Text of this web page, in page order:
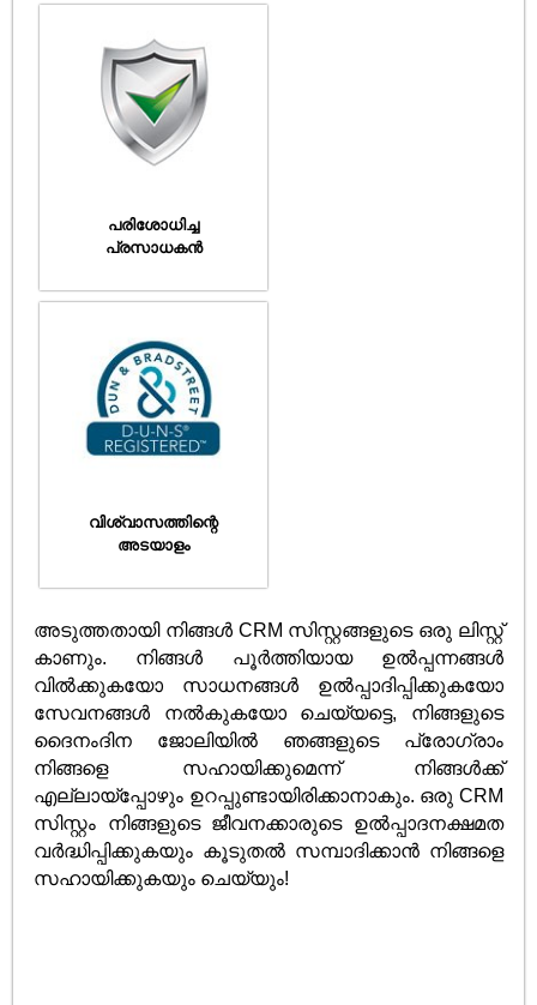
പരിശോധിച്ച
പ്രസാധകൻ
വിശ്വാസത്തിന്റെ
അടയാളം
അടുത്തതായി നിങ്ങൾ CRM സിസ്റ്റങ്ങളുടെ ഒരു ലിസ്റ്റ്
കാണും. നിങ്ങൾ പൂർത്തിയായ ഉൽപ്പന്നങ്ങൾ
വിൽക്കുകയോ സാധനങ്ങൾ ഉൽപ്പാദിപ്പിക്കുകയോ
സേവനങ്ങൾ നൽകുകയോ ചെയ്യട്ടെ, നിങ്ങളുടെ
ദൈനംദിന ജോലിയിൽ ഞങ്ങളുടെ പ്രോഗ്രാം
നിങ്ങളെ സഹായിക്കുമെന്ന് നിങ്ങൾക്ക്
എല്ലായ്പ്പോഴും ഉറപ്പുണ്ടായിരിക്കാനാകും. ഒരു CRM
സിസ്റ്റം നിങ്ങളുടെ ജീവനക്കാരുടെ ഉൽപ്പാദനക്ഷമത
വർദ്ധിപ്പിക്കുകയും കൂടുതൽ സമ്പാദിക്കാൻ നിങ്ങളെ
സഹായിക്കുകയും ചെയ്യും!